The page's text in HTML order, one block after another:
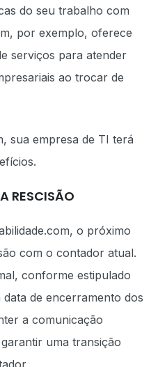
do seu trabalho com
por exemplo, oferece
serviços para atender
ao trocar de
sua empresa de TI terá
RESCISÃO
o próximo
com o contador atual.
conforme estipulado
de encerramento dos
a comunicação
uma transição